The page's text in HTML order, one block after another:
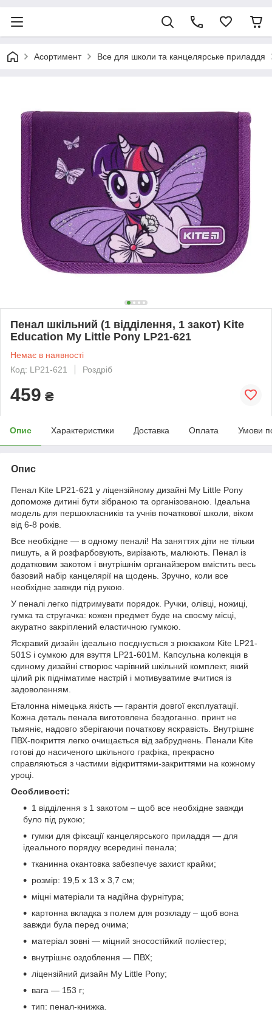
Асортимент Все для школи та канцелярське приладдя
Пенал шкільний (1 відділення, 1 закот) Kite
Education My Little Pony LP21-621
Немає в наявності
Код: LP21-621
Роздріб
459 ₴
Опис Характеристики Доставка Оплата Умови
Опис
Пенал Kite LP21-621 у ліцензійному дизайні My Little Pony
допоможе дитині бути зібраною та організованою. Ідеальна
модель для першокласників та учнів початкової школи, віком
від 6-8 років.
Все необхідне — в одному пеналі! На заняттях діти не тільки
пишуть, а й розфарбовують, вирізають, малюють. Пенал із
додатковим закотом і внутрішнім органайзером вмістить весь
базовий набір канцелярії на щодень. Зручно, коли все
необхідне завжди під рукою.
У пеналі легко підтримувати порядок. Ручки, олівці, ножиці,
гумка та стругачка: кожен предмет буде на своєму місці,
акуратно закріплений еластичною гумкою.
Яскравий дизайн ідеально поєднується з рюкзаком Kite LP21-
501S і сумкою для взуття LP21-601M. Капсульна колекція в
єдиному дизайні створює чарівний шкільний комплект, який
цілий рік підніматиме настрій і мотивуватиме вчитися із
задоволенням.
Еталонна німецька якість — гарантія довгої експлуатації.
Кожна деталь пенала виготовлена бездоганно. принт не
тьмяніє, надовго зберігаючи початкову яскравість. Внутрішнє
ПВХ-покриття легко очищається від забруднень. Пенали Kite
готові до насиченого шкільного графіка, прекрасно
справляються з частими відкриттями-закриттями на кожному
уроці.
Особливості:
1 відділення з 1 закотом – щоб все необхідне завжди
було під рукою;
гумки для фіксації канцелярського приладдя — для
ідеального порядку всередині пенала;
тканинна окантовка забезпечує захист крайки;
розмір: 19,5 x 13 x 3,7 см;
міцні матеріали та надійна фурнітура;
картонна вкладка з полем для розкладу – щоб вона
завжди була перед очима;
матеріал зовні — міцний зносостійкий поліестер;
внутрішнє оздоблення — ПВХ;
ліцензійний дизайн My Little Pony;
вага — 153 г;
тип: пенал-книжка.